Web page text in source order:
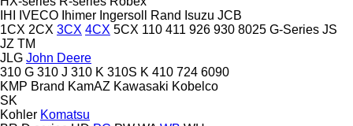
IHI
IVECO Ihimer Ingersoll Rand Isuzu JCB
1CX 2CX 3CX 4CX 5CX 110 411 926 930 8025 G-Series JS
JZ TM
JLG John Deere
310 G 310 J 310 K 310S K 410 724 6090
KMP Brand KamAZ Kawasaki Kobelco
SK
Kohler Komatsu